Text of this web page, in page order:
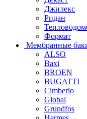
Джилекс
Ридан
Формат
Мембранные
ALSO
Baxi
BROEN
BUGATTI
Cimberio
Global
Grundfos